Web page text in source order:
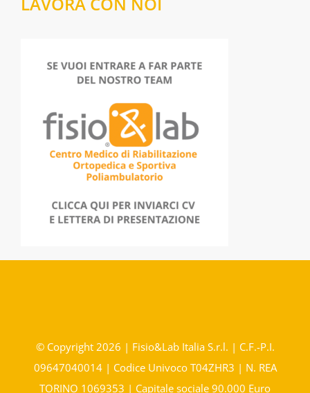
© Copyright 2026 | Fisio&Lab Italia S.r.l. | C.F.-P.I.
09647040014 | Codice Univoco T04ZHR3 | N. REA
TORINO 1069353 | Capitale sociale 90.000 Euro